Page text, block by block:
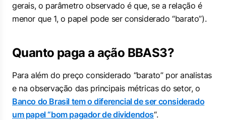
gerais, o parâmetro observado é que, se a relação é
menor que 1, o papel pode ser considerado “barato”).
Quanto paga a ação BBAS3?
Para além do preço considerado “barato” por analistas
e na observação das principais métricas do setor, o
Banco do Brasil tem o diferencial de ser considerado
um papel “bom pagador de dividendos“.